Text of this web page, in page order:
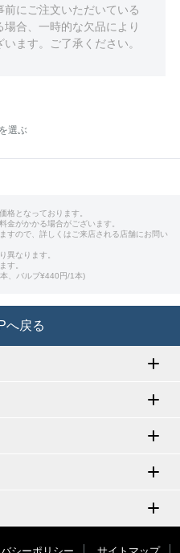
にご注文いただいている
合、一時的な欠品により
ます。ご了承ください。
選ぶ
格となっております。
金がかかる場合がございます。
すので、詳しくはご来店される店舗にお問い
異なります。
す。
、バルブ¥440円/1本)
へ戻る